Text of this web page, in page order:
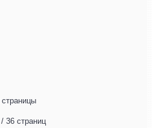
36 страниц